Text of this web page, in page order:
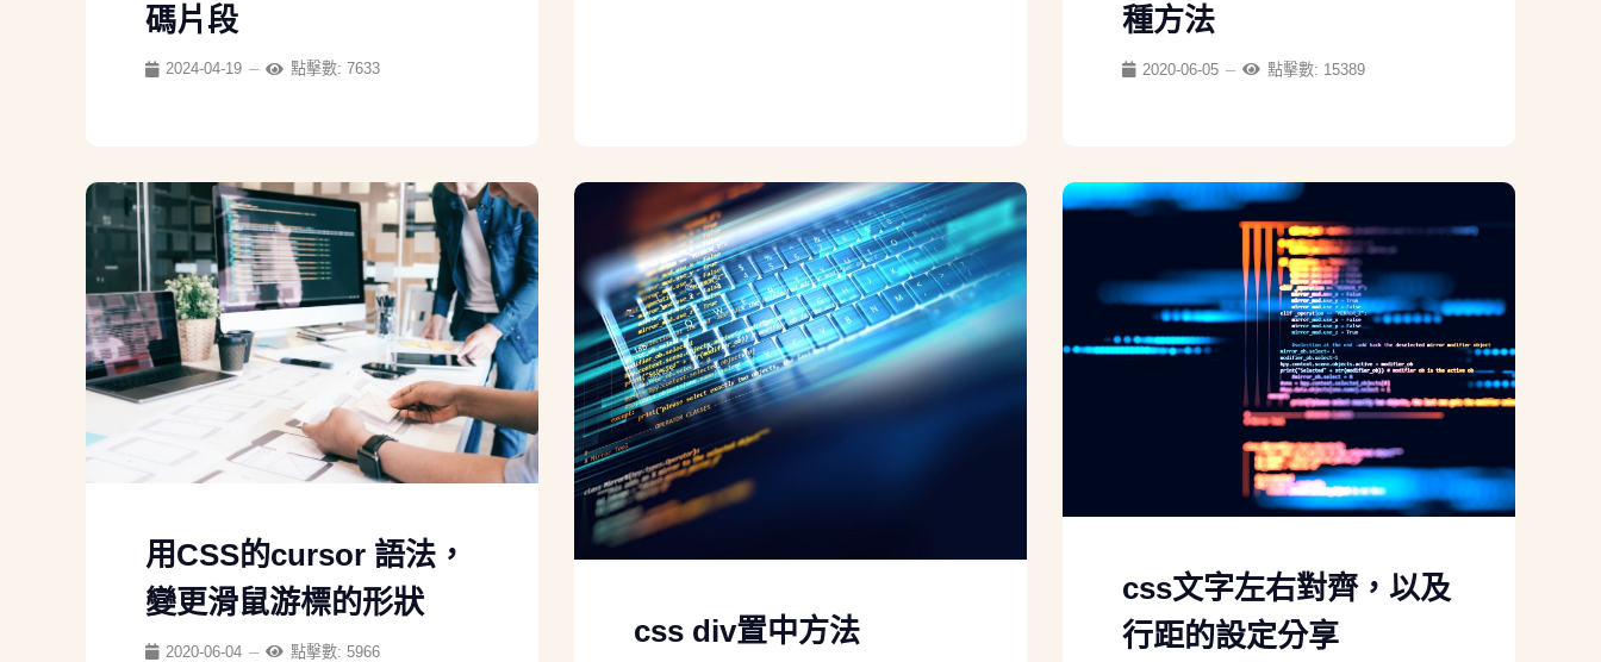
碼片段
2024-04-19 點擊數: 7633
種方法
2020-06-05 點擊數: 15389
用CSS的cursor 語法，
變更滑鼠游標的形狀
2020-06-04 點擊數: 5966
css div置中方法
css文字左右對齊，以及
行距的設定分享